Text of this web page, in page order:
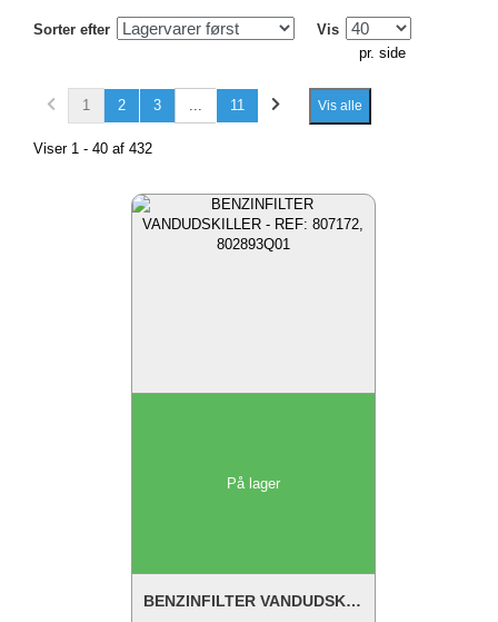
Sorter efter
Vis
pr. side
Vis alle
1 2 3 ... 11
Viser 1 - 40 af 432
På lager
BENZINFILTER VANDUDSKILLER - REF: 807172,...